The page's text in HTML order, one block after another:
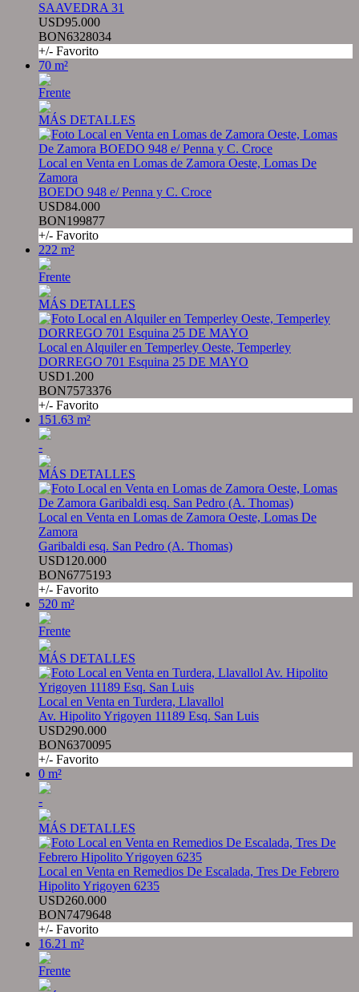
SAAVEDRA 31
USD95.000
BON6328034
+/- Favorito
70 m²
Frente
MÁS DETALLES
Local en Venta en Lomas de Zamora Oeste, Lomas De
Zamora
BOEDO 948 e/ Penna y C. Croce
USD84.000
BON199877
+/- Favorito
222 m²
Frente
MÁS DETALLES
Local en Alquiler en Temperley Oeste, Temperley
DORREGO 701 Esquina 25 DE MAYO
USD1.200
BON7573376
+/- Favorito
151.63 m²
-
MÁS DETALLES
Local en Venta en Lomas de Zamora Oeste, Lomas De
Zamora
Garibaldi esq. San Pedro (A. Thomas)
USD120.000
BON6775193
+/- Favorito
520 m²
Frente
MÁS DETALLES
Local en Venta en Turdera, Llavallol
Av. Hipolito Yrigoyen 11189 Esq. San Luis
USD290.000
BON6370095
+/- Favorito
0 m²
-
MÁS DETALLES
Local en Venta en Remedios De Escalada, Tres De Febrero
Hipolito Yrigoyen 6235
USD260.000
BON7479648
+/- Favorito
16.21 m²
Frente